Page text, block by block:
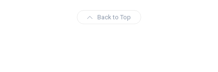
Back to Top